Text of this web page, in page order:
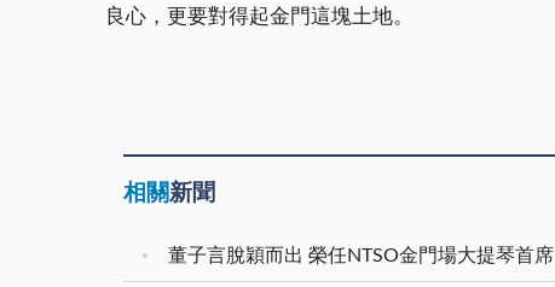
良心，更要對得起金門這塊土地。
相關新聞
董子言脫穎而出 榮任NTSO金門場大提琴首席